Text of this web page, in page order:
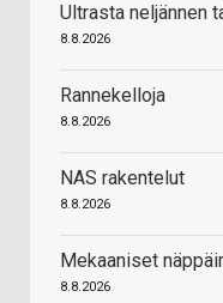
Ultrasta neljännen
8.8.2026
Rannekelloja
8.8.2026
NAS rakentelut
8.8.2026
Mekaaniset
8.8.2026